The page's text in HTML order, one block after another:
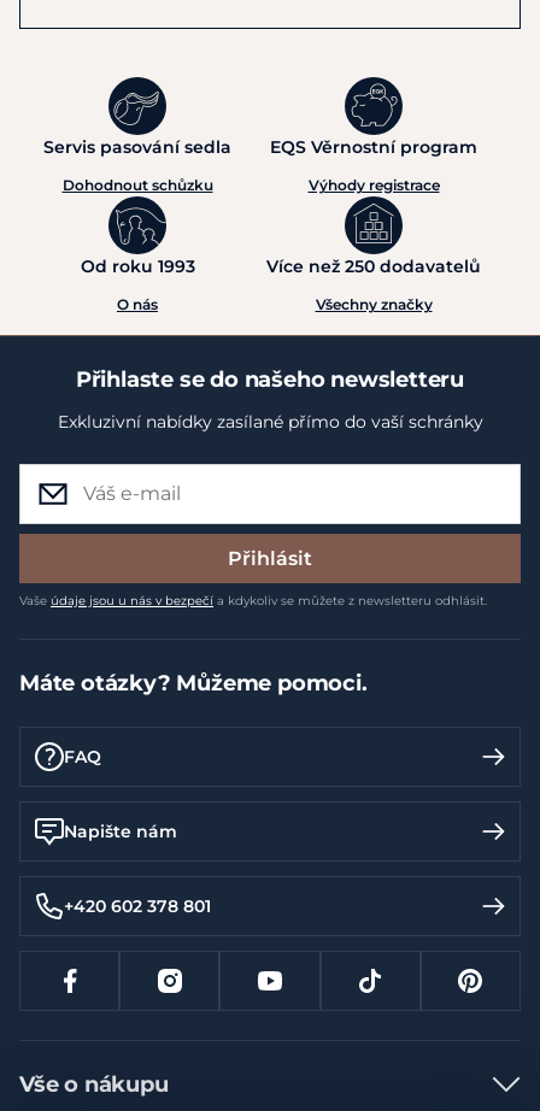
Servis pasování sedla
Dohodnout schůzku
EQS Věrnostní program
Výhody registrace
Od roku 1993
O nás
Více než 250 dodavatelů
Všechny značky
Přihlaste se do našeho newsletteru
Exkluzivní nabídky zasílané přímo do vaší schránky
Přihlásit
Vaše údaje jsou u nás v bezpečí a kdykoliv se můžete z newsletteru odhlásit.
Máte otázky? Můžeme pomoci.
FAQ
Napište nám
+420 602 378 801
Vše o nákupu